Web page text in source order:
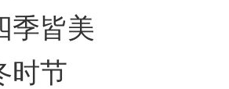
季皆美
时节